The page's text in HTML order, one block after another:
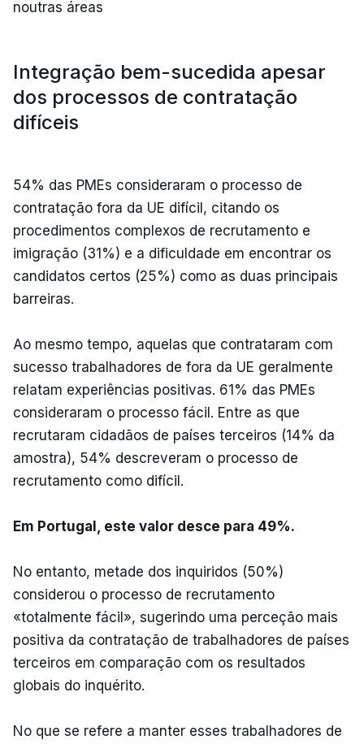
noutras áreas
Integração bem-sucedida apesar
dos processos de contratação
difíceis
54% das PMEs consideraram o processo de
contratação fora da UE difícil, citando os
procedimentos complexos de recrutamento e
imigração (31%) e a dificuldade em encontrar os
candidatos certos (25%) como as duas principais
barreiras.
Ao mesmo tempo, aquelas que contrataram com
sucesso trabalhadores de fora da UE geralmente
relatam experiências positivas. 61% das PMEs
consideraram o processo fácil. Entre as que
recrutaram cidadãos de países terceiros (14% da
amostra), 54% descreveram o processo de
recrutamento como difícil.
Em Portugal, este valor desce para 49%.
No entanto, metade dos inquiridos (50%)
considerou o processo de recrutamento
«totalmente fácil», sugerindo uma perceção mais
positiva da contratação de trabalhadores de países
terceiros em comparação com os resultados
globais do inquérito.
No que se refere a manter esses trabalhadores de